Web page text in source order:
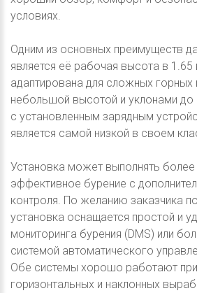
условиях.
Одним из основных преимуществ
является её рабочая высота в 1.65
адаптирована для сложных
небольшой высотой и уклонами
с установленным зарядным
является самой низкой в своем
Установка может выполнять более
эффективное бурение с
контроля. По желанию заказчика
установка оснащается простой и
мониторинга бурения (DMS) или
системой автоматического
Обе системы хорошо работают
горизонтальных и наклонных